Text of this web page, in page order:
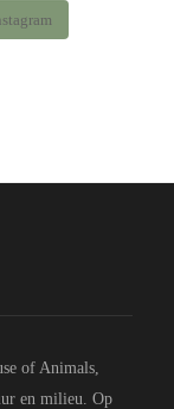
of Animals,
en milieu. Op